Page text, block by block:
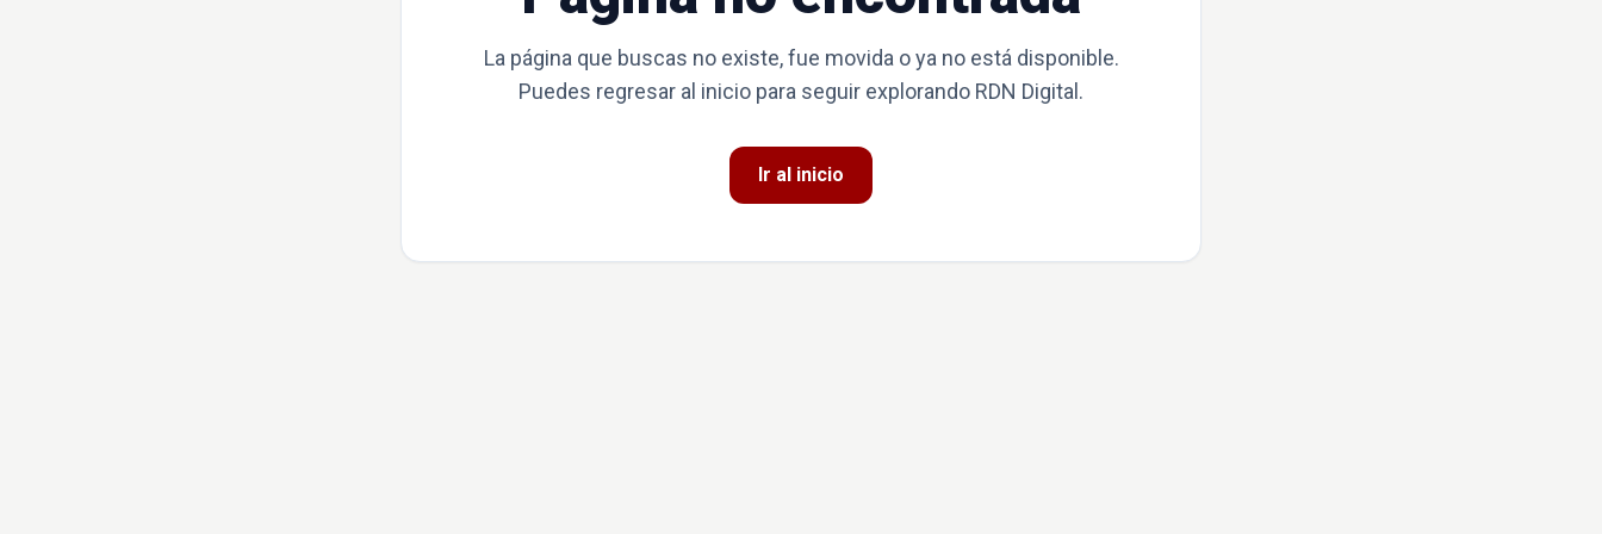
La página que buscas no existe, fue movida o ya no está disponible.
Puedes regresar al inicio para seguir explorando RDN Digital.
Ir al inicio